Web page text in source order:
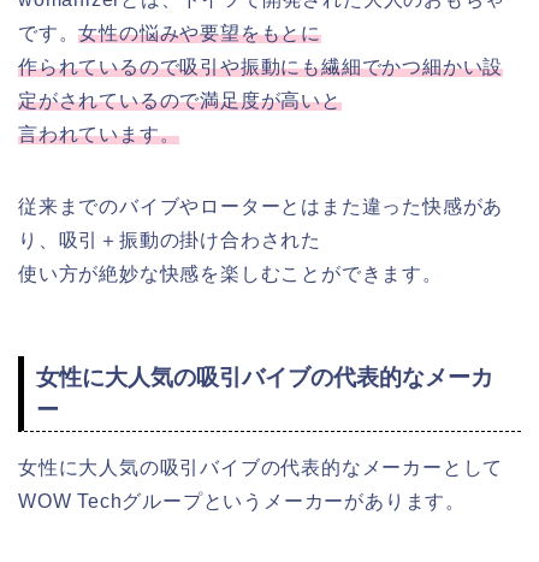
です。女性の悩みや要望をもとに
作られているので吸引や振動にも繊細でかつ細かい設
定がされているので満足度が高いと
言われています。
従来までのバイブやローターとはまた違った快感があ
り、吸引＋振動の掛け合わされた
使い方が絶妙な快感を楽しむことができます。
女性に大人気の吸引バイブの代表的なメーカ
ー
女性に大人気の吸引バイブの代表的なメーカーとして
WOW Techグループというメーカーがあります。